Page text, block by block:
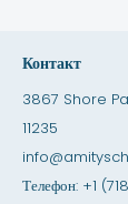
Контакт
3867 Shore
11235
Телефон: +1